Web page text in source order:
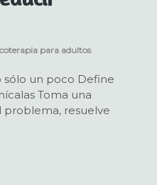
para adultos
sólo un poco Define
Toma una
problema, resuelve